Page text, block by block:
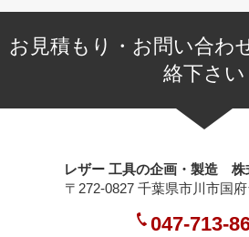
お見積もり・お問い合わ
絡下さい
レザー 工具の企画・製造 株
〒272-0827 千葉県市川市国
047-713-